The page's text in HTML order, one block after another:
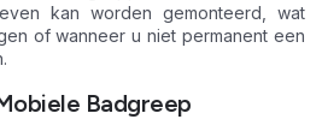
kan worden gemonteerd, wat
of wanneer u niet permanent een
Badgreep